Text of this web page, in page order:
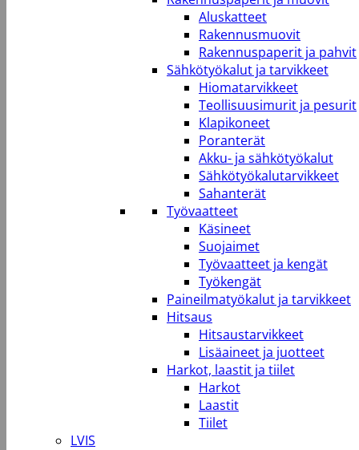
Aluskatteet
Rakennusmuovit
Rakennuspaperit ja pahvit
Sähkötyökalut ja tarvikkeet
Hiomatarvikkeet
Teollisuusimurit ja pesurit
Klapikoneet
Poranterät
Akku- ja sähkötyökalut
Sähkötyökalutarvikkeet
Sahanterät
Työvaatteet
Käsineet
Suojaimet
Työvaatteet ja kengät
Työkengät
Paineilmatyökalut ja tarvikkeet
Hitsaus
Hitsaustarvikkeet
Lisäaineet ja juotteet
Harkot, laastit ja tiilet
Harkot
Laastit
Tiilet
LVIS